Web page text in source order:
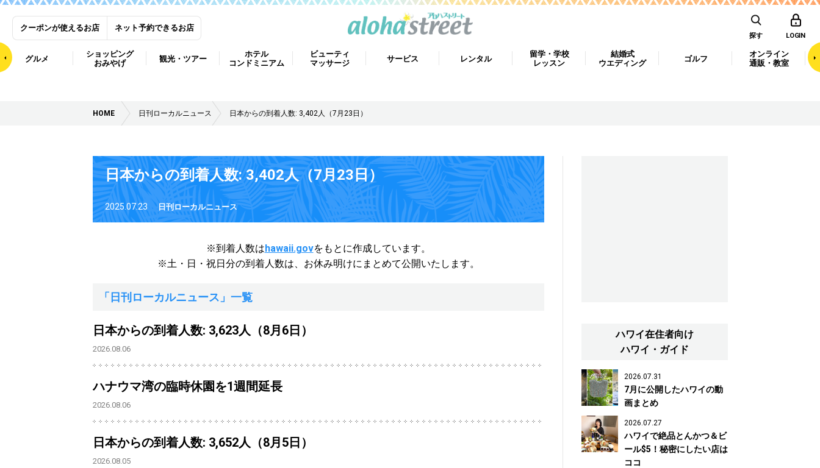
クーポンが使えるお店 ネット予約できるお店
探す LOGIN
グルメ
ショッピング
おみやげ
観光・ツアー
ホテル
コンドミニアム
ビューティ
マッサージ
サービス レンタル
留学・学校
レッスン
結婚式
ウエディング
ゴルフ
オンライン
通販・教室
HOME 日刊ローカルニュース 日本からの到着人数: 3,402人（7月23日）
日本からの到着人数: 3,402人（7月23日）
2025.07.23 日刊ローカルニュース
※到着人数はhawaii.govをもとに作成しています。
※土・日・祝日分の到着人数は、 お休み明けにまとめて公開いたします。
「日刊ローカルニュース」一覧
日本からの到着人数: 3,623人（8月6日）
2026.08.06
ハナウマ湾の臨時休園を1週間延長
2026.08.06
日本からの到着人数: 3,652人（8月5日）
2026.08.05
ハワイ在住者向け
ハワイ・ガイド
2026.07.31
7月に公開したハワイの動
画まとめ
2026.07.27
ハワイで絶品とんかつ＆ビ
ール$5！秘密にしたい店は
ココ